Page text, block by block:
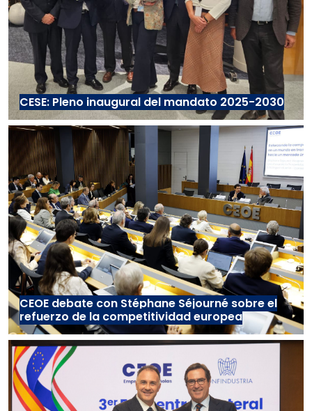
CESE: Pleno inaugural del mandato 2025-2030
CEOE debate con Stéphane Séjourné sobre el
refuerzo de la competitividad europea